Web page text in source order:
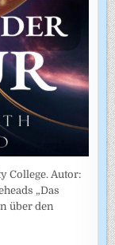
College. Autor:
„Das
über den